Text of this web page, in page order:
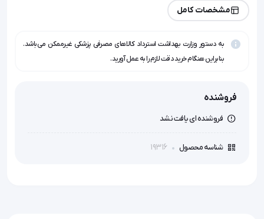
مشخصات کامل
به دستور وزارت بهداشت استرداد کالاهای مصرفی پزشکی غیرممکن می‌باشد.
بنابراین هنگام خرید دقت لازم را به عمل آورید.
فروشنده
فروشنده ای یافت نشد
شناسه محصول 19316